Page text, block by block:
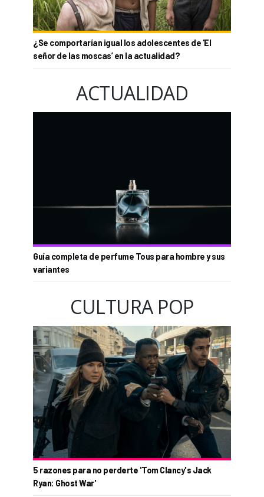
¿Se comportarían igual los adolescentes de ‘El
señor de las moscas’ en la actualidad?
ACTUALIDAD
Guía completa de perfume Tous para hombre y sus
variantes
CULTURA POP
5 razones para no perderte 'Tom Clancy's Jack
Ryan: Ghost War'